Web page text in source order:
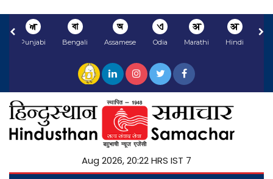
अ
Hindi
अ
Marathi
ଏ
Odia
অ
Assamese
বা
Bengali
ਅ
Punjabi
7 Aug 2026, 20:22 HRS IST